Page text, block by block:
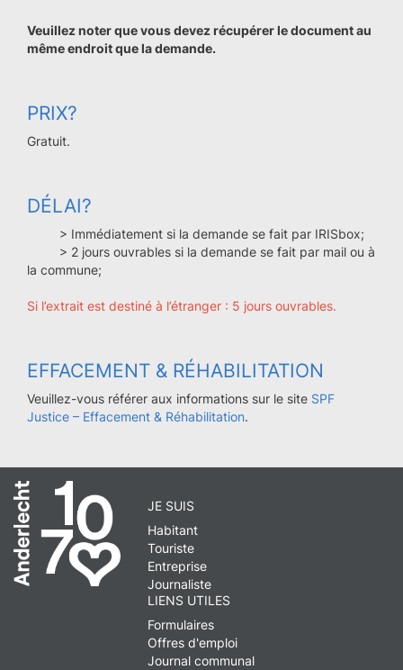
Veuillez noter que vous devez récupérer le document au
même endroit que la demande.
PRIX?
Gratuit.
DÉLAI?
> Immédiatement si la demande se fait par IRISbox;
> 2 jours ouvrables si la demande se fait par mail ou à
la commune;
Si l’extrait est destiné à l’étranger : 5 jours ouvrables.
EFFACEMENT & RÉHABILITATION
Veuillez-vous référer aux informations sur le site SPF
Justice – Effacement & Réhabilitation.
JE SUIS
Habitant
Touriste
Entreprise
Journaliste
LIENS UTILES
Formulaires
Offres d'emploi
Journal communal